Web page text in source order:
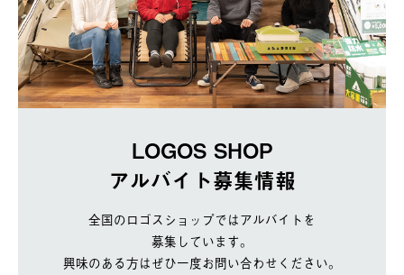
LOGOS SHOP
アルバイト募集情報
全国のロゴスショップではアルバイトを
募集しています。
興味のある方はぜひ一度お問い合わせください。